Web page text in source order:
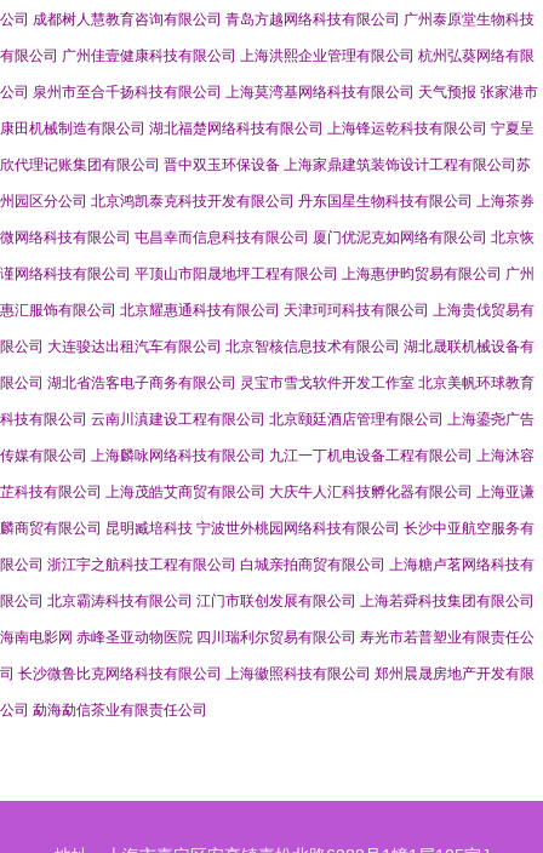
公司 成都树人慧教育咨询有限公司 青岛方越网络科技有限公司 广州泰原堂生物科技
有限公司 广州佳壹健康科技有限公司 上海洪熙企业管理有限公司 杭州弘葵网络有限
公司 泉州市至合千扬科技有限公司 上海莫湾基网络科技有限公司 天气预报 张家港市
康田机械制造有限公司 湖北福楚网络科技有限公司 上海锋运乾科技有限公司 宁夏呈
欣代理记账集团有限公司 晋中双玉环保设备 上海家鼎建筑装饰设计工程有限公司苏
州园区分公司 北京鸿凯泰克科技开发有限公司 丹东国星生物科技有限公司 上海茶券
微网络科技有限公司 屯昌幸而信息科技有限公司 厦门优泥克如网络有限公司 北京恢
谨网络科技有限公司 平顶山市阳晟地坪工程有限公司 上海惠伊昀贸易有限公司 广州
惠汇服饰有限公司 北京耀惠通科技有限公司 天津珂珂科技有限公司 上海贵伐贸易有
限公司 大连骏达出租汽车有限公司 北京智核信息技术有限公司 湖北晟联机械设备有
限公司 湖北省浩客电子商务有限公司 灵宝市雪戈软件开发工作室 北京美帆环球教育
科技有限公司 云南川滇建设工程有限公司 北京颐廷酒店管理有限公司 上海鎏尧广告
传媒有限公司 上海麟咏网络科技有限公司 九江一丁机电设备工程有限公司 上海沐容
芷科技有限公司 上海茂皓艾商贸有限公司 大庆牛人汇科技孵化器有限公司 上海亚谦
麟商贸有限公司 昆明臧培科技 宁波世外桃园网络科技有限公司 长沙中亚航空服务有
限公司 浙江宇之航科技工程有限公司 白城亲拍商贸有限公司 上海糖卢茗网络科技有
限公司 北京霸涛科技有限公司 江门市联创发展有限公司 上海若舜科技集团有限公司
海南电影网 赤峰圣亚动物医院 四川瑞利尔贸易有限公司 寿光市若普塑业有限责任公
司 长沙微鲁比克网络科技有限公司 上海徽照科技有限公司 郑州晨晟房地产开发有限
公司 勐海勐信茶业有限责任公司